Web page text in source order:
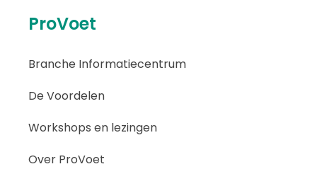
ProVoet
Branche Informatiecentrum
De Voordelen
Workshops en lezingen
Over ProVoet